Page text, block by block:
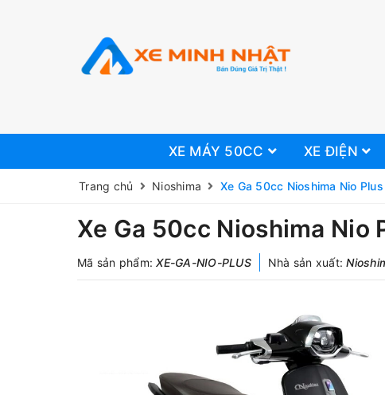
XE MÁY 50CC XE ĐIỆN
Trang chủ Nioshima Xe Ga 50cc Nioshima Nio
Xe Ga 50cc Nioshima Nio
Mã sản phẩm:XE-GA-NIO-PLUS Nhà sản xuất: